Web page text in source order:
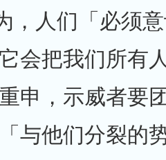
，人们「必须
会把我们所有
申，示威者要
与他们分裂的